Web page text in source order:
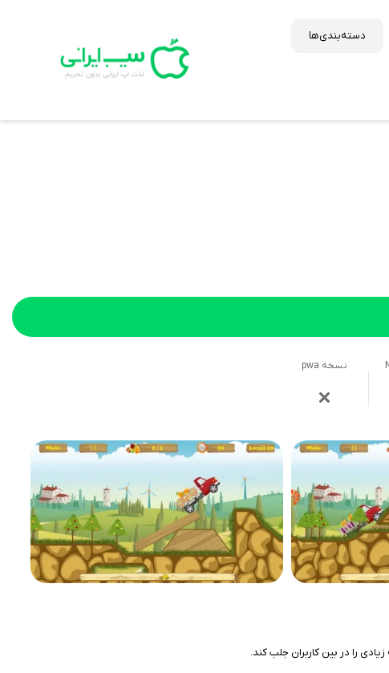
دسته‌بندی‌ها
نسخه pwa